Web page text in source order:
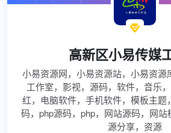

高新区小易传媒
小易资源网，小易资源站，小易资源
工作室，影视，源码，软件，音乐
红，电脑软件，手机软件，模板主题
码，php源码，php，网站源码，网
源分享，资源